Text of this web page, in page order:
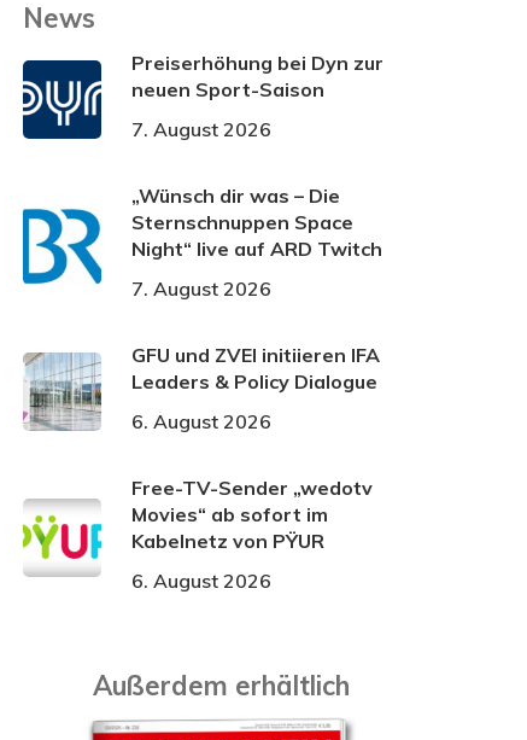
News
Preiserhöhung bei Dyn zur
neuen Sport-Saison
7. August 2026
„Wünsch dir was – Die
Sternschnuppen Space
Night“ live auf ARD Twitch
7. August 2026
GFU und ZVEI initiieren IFA
Leaders & Policy Dialogue
6. August 2026
Free-TV-Sender „wedotv
Movies“ ab sofort im
Kabelnetz von PŸUR
6. August 2026
Außerdem erhältlich